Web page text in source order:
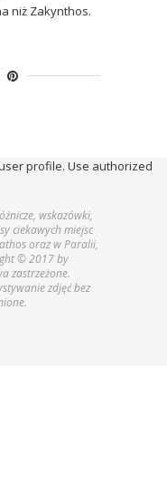
niż Zakynthos.
profile. Use authorized
wskazówki,
ciekawych miejsc
oraz w Paralii,
© 2017 by
zastrzeżone.
zdjęć bez